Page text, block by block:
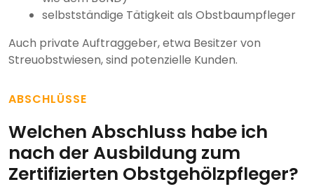
selbstständige Tätigkeit als Obstbaumpfleger
Auch private Auftraggeber, etwa Besitzer von
Streuobstwiesen, sind potenzielle Kunden.
ABSCHLÜSSE
Welchen Abschluss habe ich
nach der Ausbildung zum
Zertifizierten Obstgehölzpfleger?